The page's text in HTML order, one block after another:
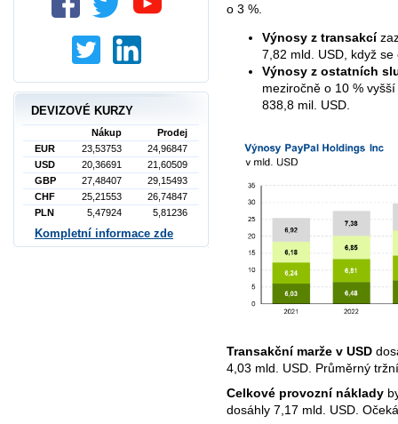
o 3 %.
Výnosy z transakcí
7,82 mld. USD, když
Výnosy z ostatních
meziročně o 10 %
838,8 mil. USD.
Transakční marže v USD
4,03 mld. USD. Průměrný
Celkové provozní náklady
dosáhly 7,17 mld. USD.
DEVIZOVÉ KURZY
Nákup
Prodej
EUR
23,53753
24,96847
USD
20,36691
21,60509
GBP
27,48407
29,15493
CHF
25,21553
26,74847
PLN
5,47924 5,81236
Kompletní informace zde